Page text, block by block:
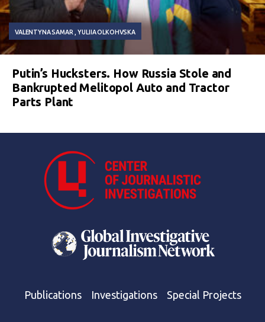
VALENTYNA SAMAR YULIIA OLKOHVSKA
Putin’s Hucksters. How Russia Stole and
Bankrupted Melitopol Auto and Tractor
Parts Plant
Publications Investigations Special Projects